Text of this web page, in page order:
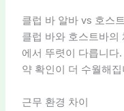
클럽 바 알바 vs 호스
클럽 바와 호스트바의
에서 뚜렷이 다릅니다
약 확인이 더 수월해집
근무 환경 차이